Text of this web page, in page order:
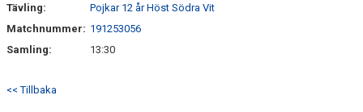
Tävling:
Pojkar 12 år Höst Södra Vit
Matchnummer: 191253056
Samling:
13:30
<< Tillbaka